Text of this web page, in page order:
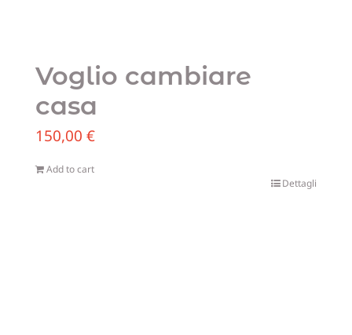
Voglio cambiare
casa
150,00 €
Add to cart
Dettagli